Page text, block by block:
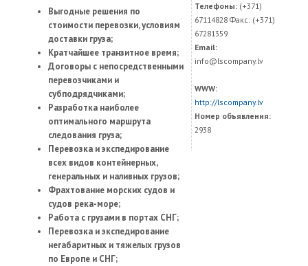
Выгодные решения по
стоимости перевозки, условиям
доставки груза;
Кратчайшее транзитное время;
Договоры с непосредственными
перевозчиками и
субподрядчиками;
Разработка наиболее
оптимального маршрута
следования груза;
Перевозка и экспедирование
всех видов контейнерных,
генеральных и наливных грузов;
Фрахтование морских судов и
судов река-море;
Работа с грузами в портах СНГ;
Перевозка и экспедирование
негабаритных и тяжелых грузов
по Европе и СНГ;
Телефоны:(+371)
67114828 Факс: (+371)
67281359
Email:
info@lscompany.lv
WWW:
http://lscompany.lv
Номер объявления:
2938